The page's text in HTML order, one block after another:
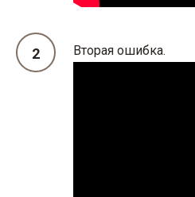
Вторая ошибка.